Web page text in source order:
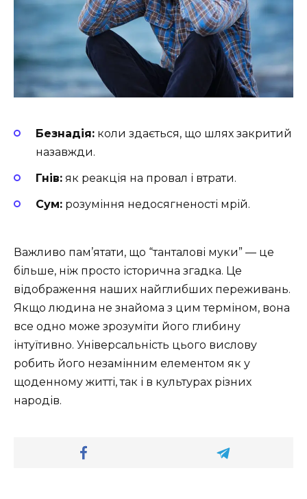
Безнадія: коли здається, що шлях закритий
назавжди.
Гнів: як реакція на провал і втрати.
Сум: розуміння недосягненості мрій.
Важливо пам’ятати, що “танталові муки” — це
більше, ніж просто історична згадка. Це
відображення наших найглибших переживань.
Якщо людина не знайома з цим терміном, вона
все одно може зрозуміти його глибину
інтуїтивно. Універсальність цього вислову
робить його незамінним елементом як у
щоденному житті, так і в культурах різних
народів.